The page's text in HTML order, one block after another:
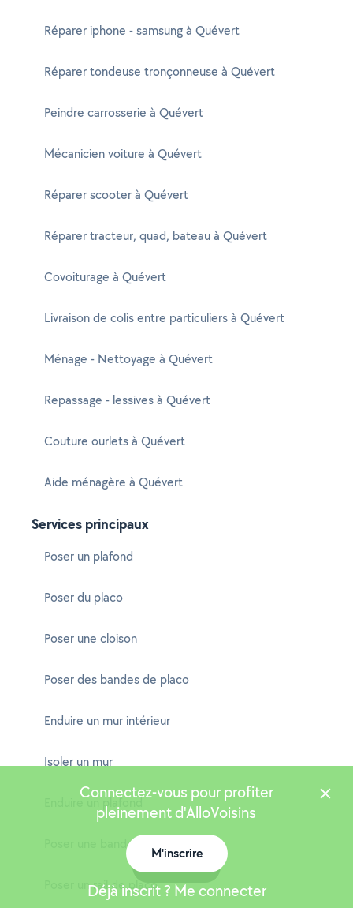
Réparer iphone - samsung à Quévert
Réparer tondeuse tronçonneuse à Quévert
Peindre carrosserie à Quévert
Mécanicien voiture à Quévert
Réparer scooter à Quévert
Réparer tracteur, quad, bateau à Quévert
Covoiturage à Quévert
Livraison de colis entre particuliers à Quévert
Ménage - Nettoyage à Quévert
Repassage - lessives à Quévert
Couture ourlets à Quévert
Aide ménagère à Quévert
Services principaux
Poser un plafond
Poser du placo
Poser une cloison
Poser des bandes de placo
Enduire un mur intérieur
Isoler un mur
Enduire un plafond
Poser une bande de placo
Poser un rail de placo
Connectez-vous pour profiter
pleinement d'AlloVoisins
M'inscrire
Déjà inscrit ? Me connecter